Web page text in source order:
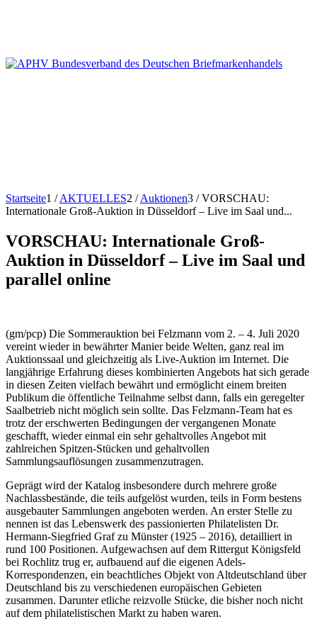
Startseite1 / AKTUELLES2 / Auktionen3 / VORSCHAU:
Internationale Groß-Auktion in Düsseldorf – Live im Saal und...
VORSCHAU: Internationale Groß-
Auktion in Düsseldorf – Live im Saal und
parallel online
(gm/pcp) Die Sommerauktion bei Felzmann vom 2. – 4. Juli 2020
vereint wieder in bewährter Manier beide Welten, ganz real im
Auktionssaal und gleichzeitig als Live-Auktion im Internet. Die
langjährige Erfahrung dieses kombinierten Angebots hat sich gerade
in diesen Zeiten vielfach bewährt und ermöglicht einem breiten
Publikum die öffentliche Teilnahme selbst dann, falls ein geregelter
Saalbetrieb nicht möglich sein sollte. Das Felzmann-Team hat es
trotz der erschwerten Bedingungen der vergangenen Monate
geschafft, wieder einmal ein sehr gehaltvolles Angebot mit
zahlreichen Spitzen-Stücken und gehaltvollen
Sammlungsauflösungen zusammenzutragen.
Geprägt wird der Katalog insbesondere durch mehrere große
Nachlassbestände, die teils aufgelöst wurden, teils in Form bestens
ausgebauter Sammlungen angeboten werden. An erster Stelle zu
nennen ist das Lebenswerk des passionierten Philatelisten Dr.
Hermann-Siegfried Graf zu Münster (1925 – 2016), detailliert in
rund 100 Positionen. Aufgewachsen auf dem Rittergut Königsfeld
bei Rochlitz trug er, aufbauend auf die eigenen Adels-
Korrespondenzen, ein beachtliches Objekt von Altdeutschland über
Deutschland bis zu verschiedenen europäischen Gebieten
zusammen. Darunter etliche reizvolle Stücke, die bisher noch nicht
auf dem philatelistischen Markt zu haben waren.